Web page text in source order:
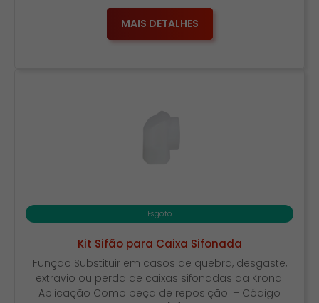
MAIS DETALHES
Esgoto
Kit Sifão para Caixa Sifonada
Função Substituir em casos de quebra, desgaste,
extravio ou perda de caixas sifonadas da Krona.
Aplicação Como peça de reposição. – Código